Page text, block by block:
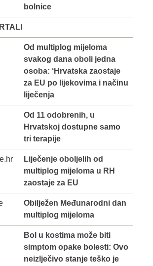
bolnice
Od multiplog mijeloma
svakog dana oboli jedna
osoba: ‘Hrvatska zaostaje
za EU po lijekovima i načinu
liječenja
Od 11 odobrenih, u
Hrvatskoj dostupne samo
tri terapije
Liječenje oboljelih od
multiplog mijeloma u RH
zaostaje za EU
Obilježen Međunarodni dan
multiplog mijeloma
Bol u kostima može biti
simptom opake bolesti: Ovo
neizlječivo stanje teško je